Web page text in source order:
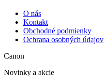
O nás
Kontakt
Obchodné podmienky
Ochrana osobných údajov
Canon
Novinky a akcie